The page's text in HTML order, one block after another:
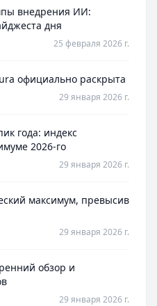
внедрения ИИ:
дня
25 февраля 2026 г.
официально раскрыта
29 января 2026 г.
года: индекс
2026-го
29 января 2026 г.
максимум, превысив
29 января 2026 г.
обзор и
29 января 2026 г.